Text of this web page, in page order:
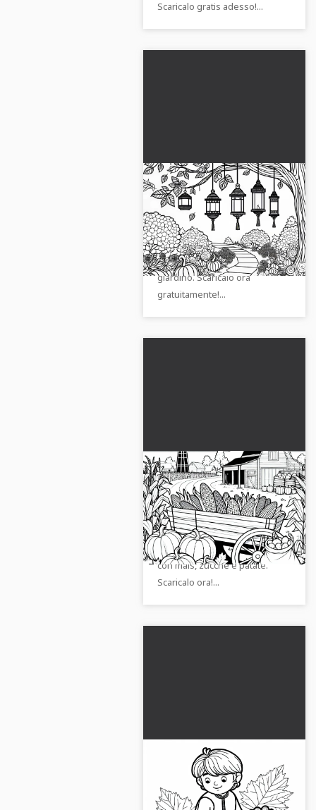
Scaricalo gratis adesso!...
Le lanterne sono
appese agli alberi sopra
il sentiero del giardino –
Modello da colorare
autunnale gratuito
Scarica questo disegno da
colorare autunnale con
lanterne sopra un sentiero del
giardino. Scaricalo ora
gratuitamente!...
Carrello di raccolta
pieno di mais, zucche e
sacco di patate davanti
al podere - Disegno da
colorare autunnale
gratuito
Crea opere d'arte colorate con
questo modulo da colorare
gratuito del carro dell'uscita
con mais, zucche e patate.
Scaricalo ora!...
Ragazzo con ghiande
raccolte da colorare
Autunno Gratis
Scarica l'immagine da colorare